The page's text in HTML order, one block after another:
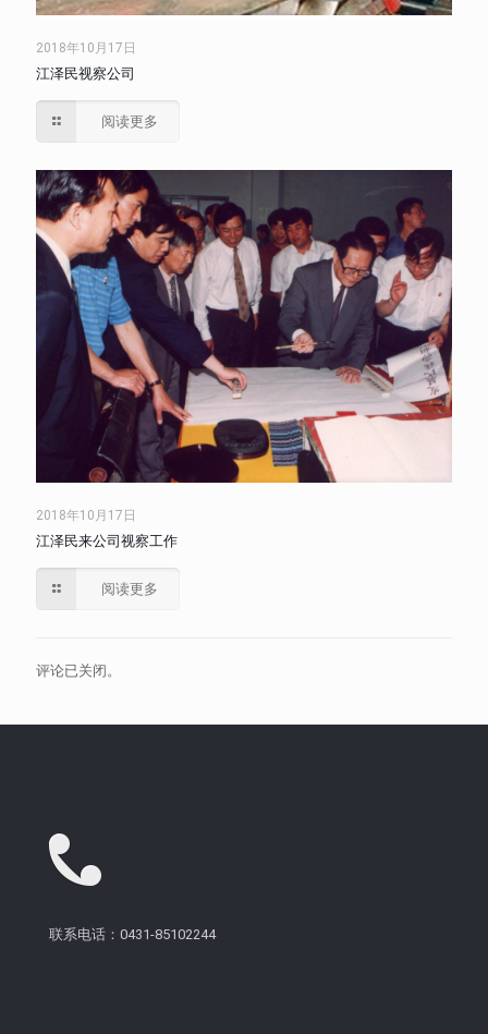
2018年10月17日
江泽民视察公司
阅读更多
2018年10月17日
江泽民来公司视察工作
阅读更多
评论已关闭。
联系电话：0431-85102244